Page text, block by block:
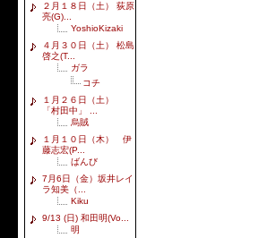
２月１８日（土） 荻原
亮(G)...
YoshioKizaki
４月３０日（土） 松島
啓之(T...
ガラ
コチ
１月２６日（土）
「村田中」 ...
烏賊
１月１０日（木） 伊
藤志宏(P...
ばんび
7月6日（金）坂井レイ
ラ知美（...
Kiku
9/13 (日) 和田明(Vo...
明